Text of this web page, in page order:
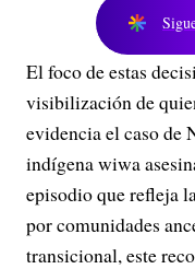
El foco de estas
visibilización de
evidencia el caso de
indígena wiwa
episodio que refleja
por comunidades
transicional, este